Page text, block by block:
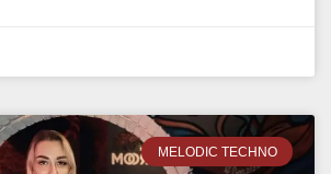
MELODIC TECHNO